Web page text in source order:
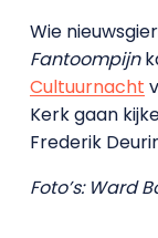
Wie
Fantoompijn
Cultuurnacht
Kerk gaan
Frederik
Foto’s: Ward